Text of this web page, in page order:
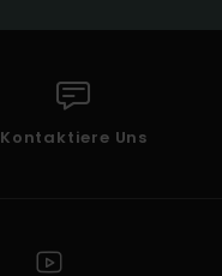
Kontaktiere Uns